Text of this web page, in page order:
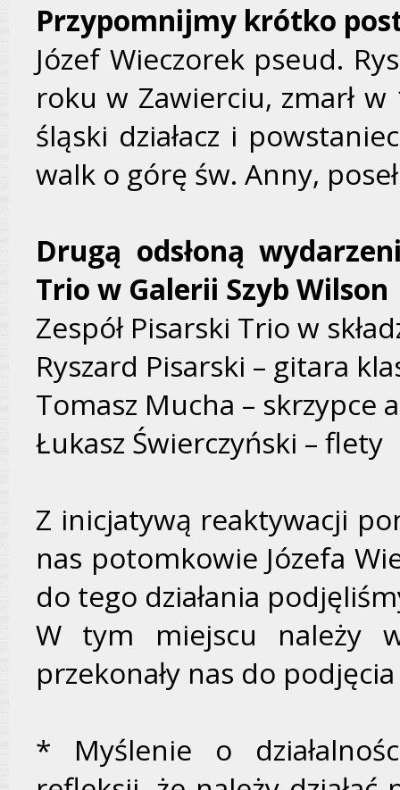
Przypomnijmy krótko
Józef Wieczorek pseud.
roku w Zawierciu, zmarł
śląski działacz i
walk o górę św. Anny,
Drugą odsłoną
Trio w Galerii Szyb Wilson
Zespół Pisarski Trio w
Ryszard Pisarski – gitara
Tomasz Mucha – skrzypce
Łukasz Świerczyński – flety
Z inicjatywą reaktywacji
nas potomkowie Józefa
do tego działania
W tym miejscu należy
przekonały nas do
* Myślenie o